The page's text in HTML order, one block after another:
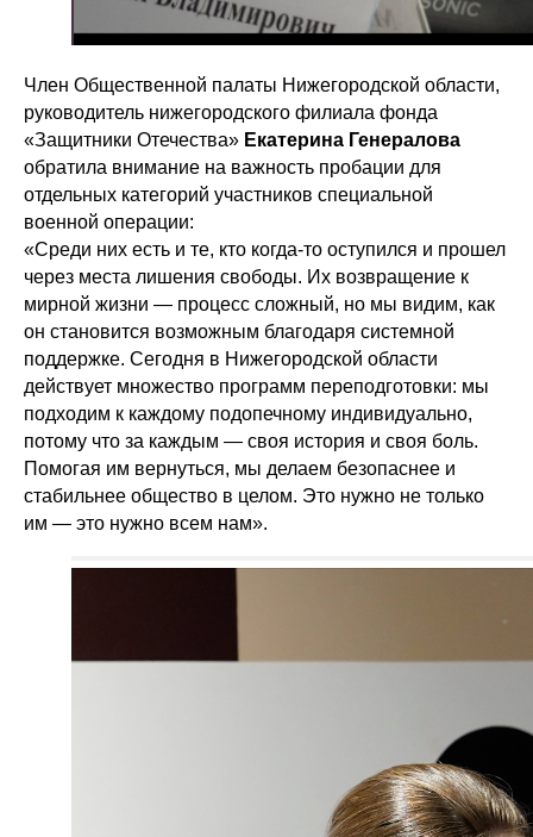
Член Общественной палаты Нижегородской области,
руководитель нижегородского филиала фонда
«Защитники Отечества» Екатерина Генералова
обратила внимание на важность пробации для
отдельных категорий участников специальной
военной операции:
«Среди них есть и те, кто когда-то оступился и прошел
через места лишения свободы. Их возвращение к
мирной жизни — процесс сложный, но мы видим, как
он становится возможным благодаря системной
поддержке. Сегодня в Нижегородской области
действует множество программ переподготовки: мы
подходим к каждому подопечному индивидуально,
потому что за каждым — своя история и своя боль.
Помогая им вернуться, мы делаем безопаснее и
стабильнее общество в целом. Это нужно не только
им — это нужно всем нам».